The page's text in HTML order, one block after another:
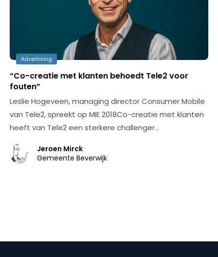
Advertising
“Co-creatie met klanten behoedt Tele2 voor
fouten”
Leslie Hogeveen, managing director Consumer Mobile
van Tele2, spreekt op MIE 2018Co-creatie met klanten
heeft van Tele2 een sterkere challenger…
Jeroen Mirck
Gemeente Beverwijk